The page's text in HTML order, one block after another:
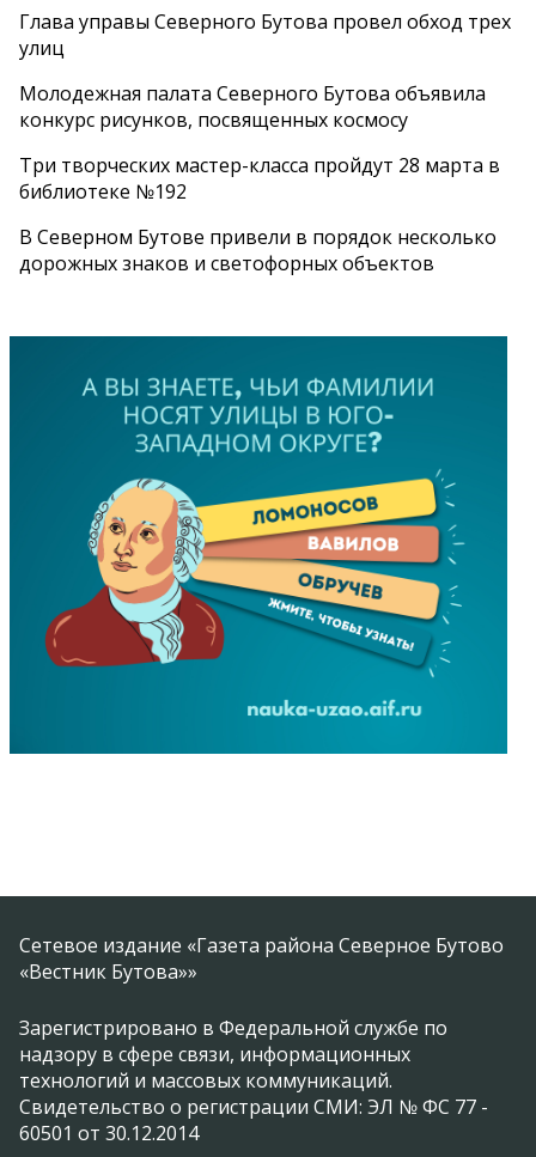
Глава управы Северного Бутова провел обход трех
улиц
Молодежная палата Северного Бутова объявила
конкурс рисунков, посвященных космосу
Три творческих мастер-класса пройдут 28 марта в
библиотеке №192
В Северном Бутове привели в порядок несколько
дорожных знаков и светофорных объектов
Сетевое издание «Газета района Северное Бутово
«Вестник Бутова»»
Зарегистрировано в Федеральной службе по
надзору в сфере связи, информационных
технологий и массовых коммуникаций.
Свидетельство о регистрации СМИ: ЭЛ № ФС 77 -
60501 от 30.12.2014